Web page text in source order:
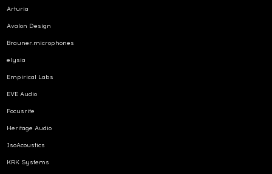
Arturia
Avalon Design
Brauner.microphones
elysia
Empirical Labs
EVE Audio
Focusrite
Heritage Audio
IsoAcoustics
KRK Systems